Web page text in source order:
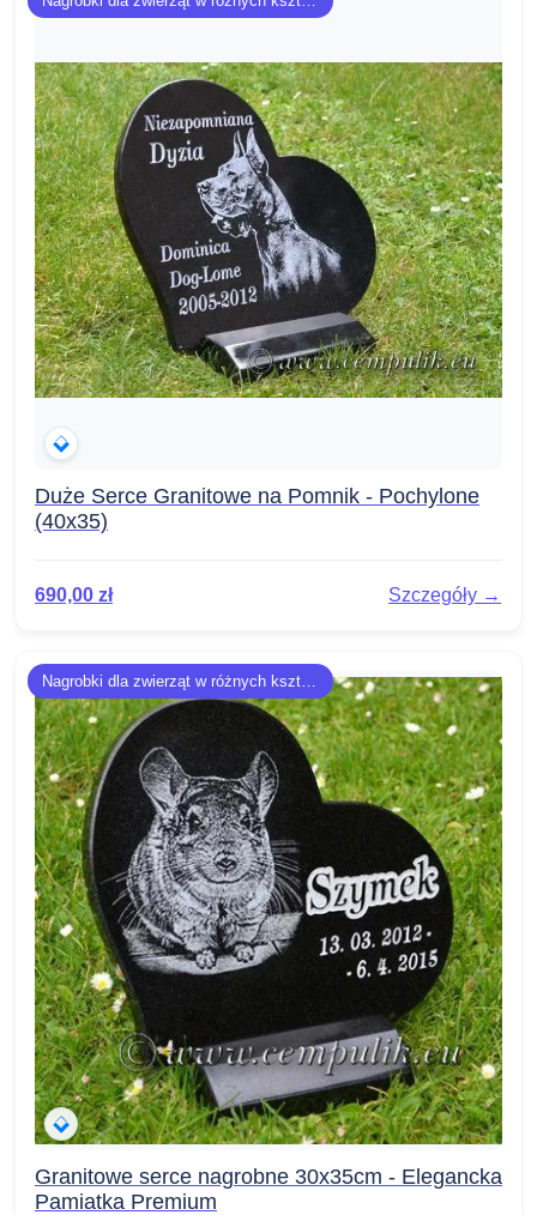
Duże Serce Granitowe na Pomnik - Pochylone
(40x35)
690,00 zł Szczegóły →
Nagrobki dla zwierząt w różnych kształtach
Granitowe serce nagrobne 30x35cm - Elegancka
Pamiatka Premium